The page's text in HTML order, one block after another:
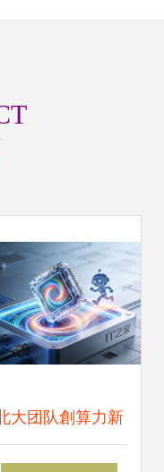
大团队創算力新